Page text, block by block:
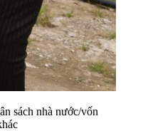
sách nhà nước/vốn